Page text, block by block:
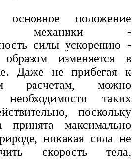
основное положение
механики -
силы ускорению -
образом изменяется в
Даже не прибегая к
расчетам, можно
таких
поскольку
принята максимально
никакая сила не
скорость тела,